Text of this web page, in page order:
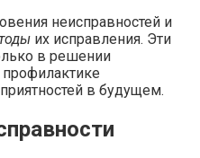
неисправностей и
их исправления. Эти
в решении
в будущем.